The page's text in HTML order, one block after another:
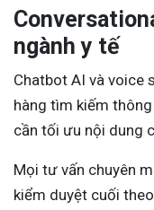
ngành y tế
Chatbot AI và voice
hàng tìm kiếm
cần tối ưu nội dung
Mọi tư vấn chuyên
kiểm duyệt cuối